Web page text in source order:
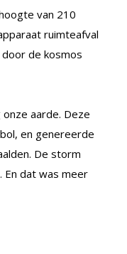
van 210
ruimteafval
de kosmos
aarde. Deze
en genereerde
De storm
En dat was meer